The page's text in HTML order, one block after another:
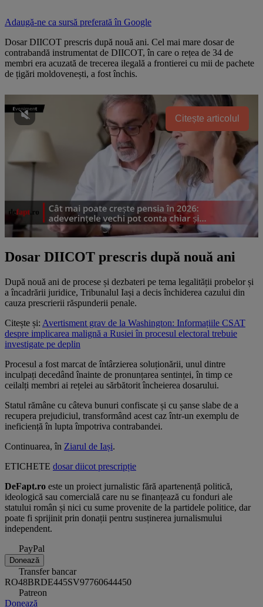
Adaugă-ne ca sursă preferată în Google
Dosar DIICOT prescris după nouă ani. Cel mai mare dosar de
contrabandă instrumentat de DIICOT, în care o rețea de 34 de
membri era acuzată de trecerea ilegală a frontierei cu mii de pachete
de țigări moldovenești, a fost închis.
Citește articolul
Dosar DIICOT prescris după nouă ani
După nouă ani de procese și dezbateri pe tema legalității probelor și
a încadrării juridice, Tribunalul Iași a decis închiderea cazului din
cauza prescrierii răspunderii penale.
Citește și: Avertisment grav de la Washington: Informațiile CSAT
despre implicarea malignă a Rusiei în procesul electoral trebuie
investigate pe deplin
Procesul a fost marcat de întârzierea soluționării, unul dintre
inculpați decedând înainte de pronunțarea sentinței, în timp ce
ceilalți membri ai rețelei au sărbătorit încheierea dosarului.
Statul rămâne cu câteva bunuri confiscate și cu șanse slabe de a
recupera prejudiciul, transformând acest caz într-un exemplu de
ineficiență în lupta împotriva contrabandei.
Continuarea, în Ziarul de Iași.
ETICHETE dosardiicot prescripție
DeFapt.ro este un proiect jurnalistic fără apartenență politică,
ideologică sau comercială care nu se finanțează cu fonduri ale
statului român și nici cu sume provenite de la partidele politice, dar
poate fi sprijinit prin donații pentru susținerea jurnalismului
independent.
PayPal
Donează
Transfer bancar
RO48BRDE445SV97760644450
Patreon
Donează